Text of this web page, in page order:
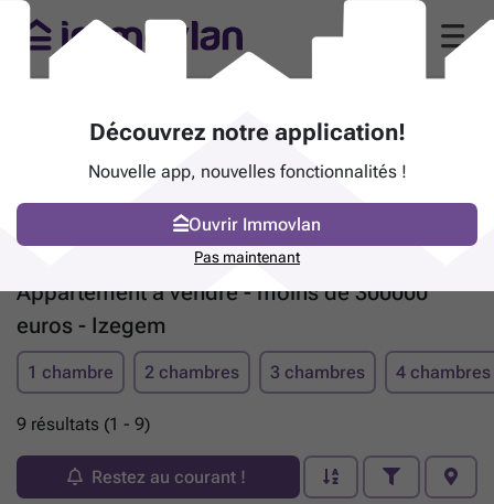
Appartement à vendre - moins de 300000
euros - Izegem
1 chambre 2 chambres 3 chambres 4 chambres
9 résultats (1 - 9)
Restez au courant !
Découvrez notre application!
Nouvelle app, nouvelles fonctionnalités !
Ouvrir Immovlan
Pas maintenant